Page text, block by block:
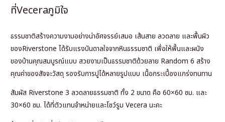
ที่Veceraภูมิใจ
ธรรมชาติสร้างความงามอย่างน่าอัศจรรย์เสมอ เส้นสาย ลวดลาย และพื้นผิว
ของRiverstone ได้รับแรงบันดาลใจจากหินธรรมชาติ เพื่อให้พื้นและผนัง
ของบ้านคุณสมบูรณ์แบบ สวยงามเป็นธรรมชาติด้วยลาย Random 6 สร้าง
คุณค่าของสัจจะวัสดุ รองรับการปูได้หลายรูปแบบ เนื้อกระเบื้องแกร่งทนทาน
สัมผัส Riverstone 3 ลวดลายธรรมชาติ ทั้ง 2 ขนาด คือ 60×60 ซม. และ
30×60 ซม. ได้ที่ตัวแทนจำหน่ายและโชว์รูม Vecera นะคะ